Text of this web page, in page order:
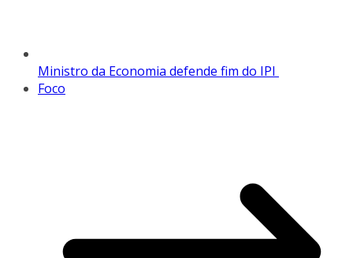
Ministro da Economia defende fim do IPI
Foco